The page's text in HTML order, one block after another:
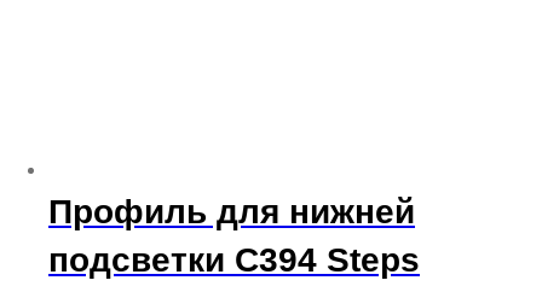
Профиль для нижней
подсветки C394 Steps